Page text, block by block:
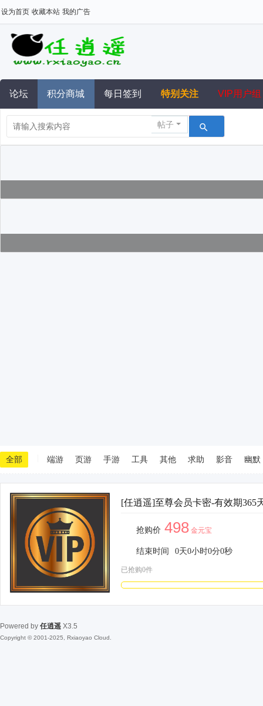
设为首页 收藏本站 我的广告
论坛 积分商城 每日签到 特别关注 VIP用户组
帖子
全部 端游 页游 手游 工具 其他 求助 影音 幽默
[任逍遥]至尊会员卡密-有效期365
抢购价 498 金元宝
结束时间 0天0小时0分0秒
已抢购0件
Powered by 任逍遥 X3.5
Copyright © 2001-2025, Rxiaoyao Cloud.